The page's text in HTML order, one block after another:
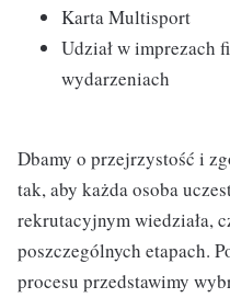
Karta Multisport
Udział w imprezach
wydarzeniach
Dbamy o przejrzystość i
tak, aby każda osoba
rekrutacyjnym wiedziała,
poszczególnych etapach.
procesu przedstawimy